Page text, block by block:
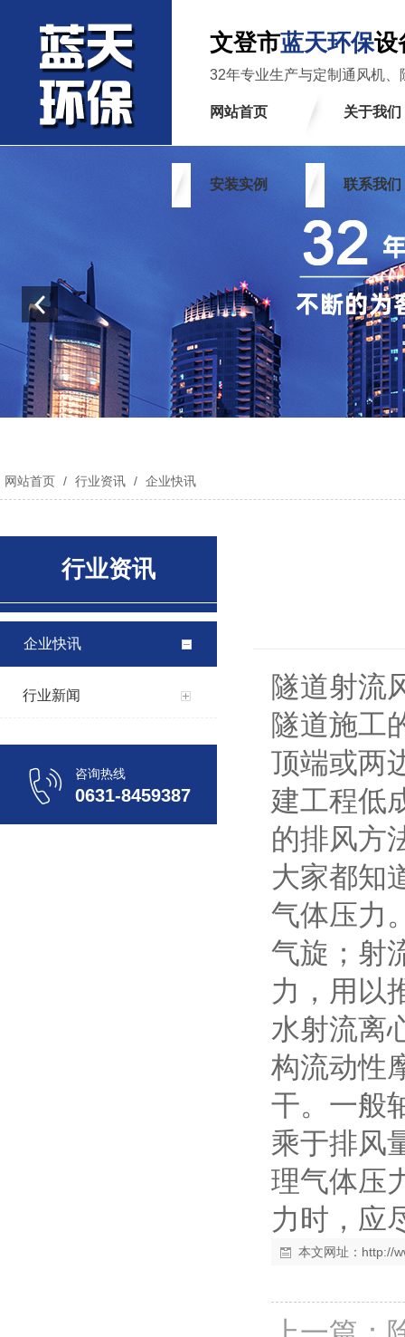
文登市蓝天环保设
32年专业生产与定制通风机、
网站首页 关于我们
安装实例 联系我们
网站首页 / 行业资讯 / 企业快讯
行业资讯
企业快讯
行业新闻
咨询热线
0631-8459387
隧道射流
隧道施工
顶端或两
建工程低
的排风方
大家都知
气体压力
气旋；射
力，用以
水射流离
构流动性
干。一般
乘于排风
理气体压
力时，应
本文网址： http://